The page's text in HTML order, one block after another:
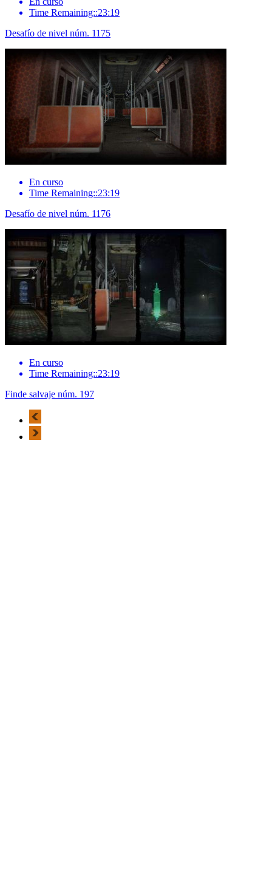
Time Remaining::23:19
Desafío de nivel núm. 1175
En curso
Time Remaining::23:19
Desafío de nivel núm. 1176
En curso
Time Remaining::23:19
Finde salvaje núm. 197